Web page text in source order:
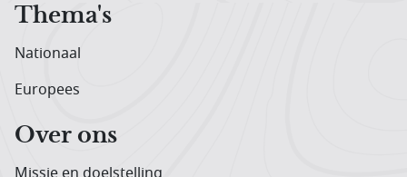
Thema's
Nationaal
Europees
Over ons